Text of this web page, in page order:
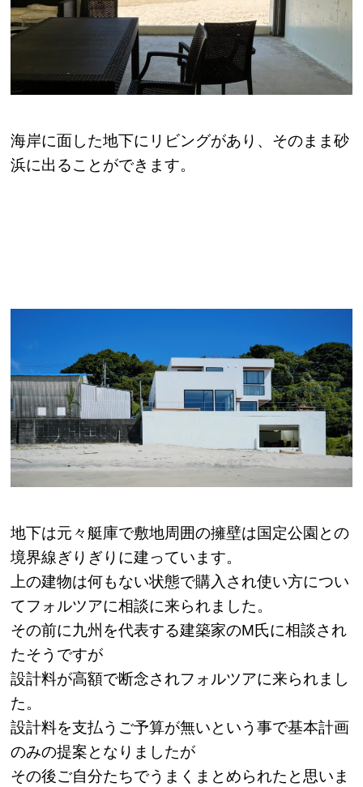
海岸に面した地下にリビングがあり、そのまま砂
浜に出ることができます。
地下は元々艇庫で敷地周囲の擁壁は国定公園との
境界線ぎりぎりに建っています。
上の建物は何もない状態で購入され使い方につい
てフォルツアに相談に来られました。
その前に九州を代表する建築家のM氏に相談され
たそうですが
設計料が高額で断念されフォルツアに来られまし
た。
設計料を支払うご予算が無いという事で基本計画
のみの提案となりましたが
その後ご自分たちでうまくまとめられたと思いま